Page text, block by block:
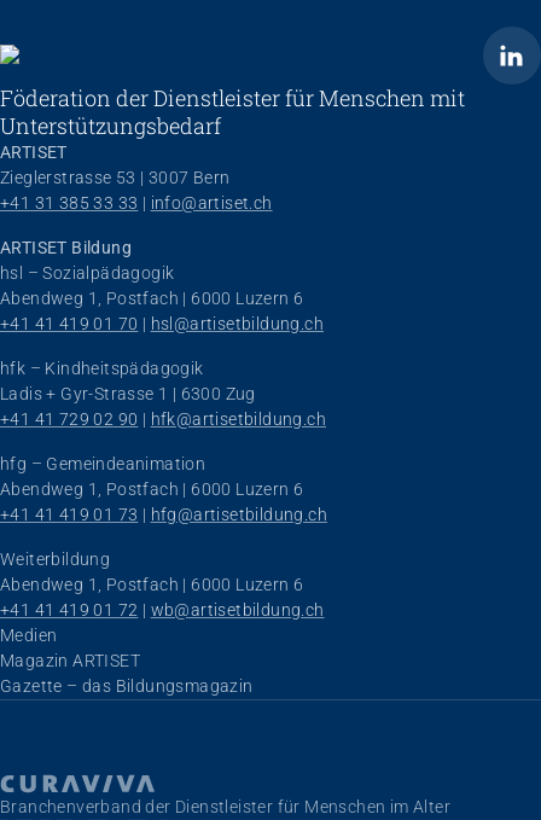
ARTISET
Föderation der Dienstleister für Menschen mit
Unterstützungsbedarf
ARTISET
Zieglerstrasse 53 | 3007 Bern
+41 31 385 33 33 | info@artiset.ch
ARTISET Bildung
hsl – Sozialpädagogik
Abendweg 1, Postfach | 6000 Luzern 6
+41 41 419 01 70 | hsl@artisetbildung.ch
hfk – Kindheitspädagogik
Ladis + Gyr-Strasse 1 | 6300 Zug
+41 41 729 02 90 | hfk@artisetbildung.ch
hfg – Gemeindeanimation
Abendweg 1, Postfach | 6000 Luzern 6
+41 41 419 01 73 | hfg@artisetbildung.ch
Weiterbildung
Abendweg 1, Postfach | 6000 Luzern 6
+41 41 419 01 72 | wb@artisetbildung.ch
Navigation überspringen
Medien
Magazin ARTISET
Gazette – das Bildungsmagazin
Branchenverband der Dienstleister für Menschen im Alter